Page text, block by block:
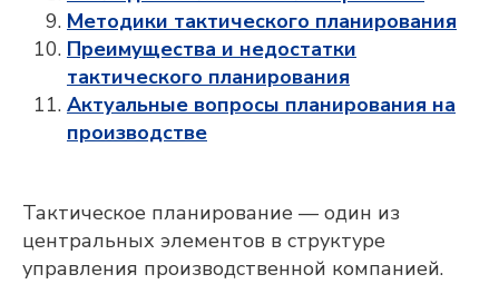
Методики тактического планирования
Преимущества и недостатки
тактического планирования
Актуальные вопросы планирования на
производстве
Тактическое планирование — один из
центральных элементов в структуре
управления производственной компанией.